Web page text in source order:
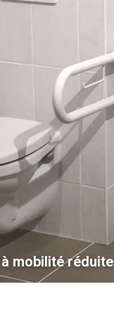
mobilité réduite